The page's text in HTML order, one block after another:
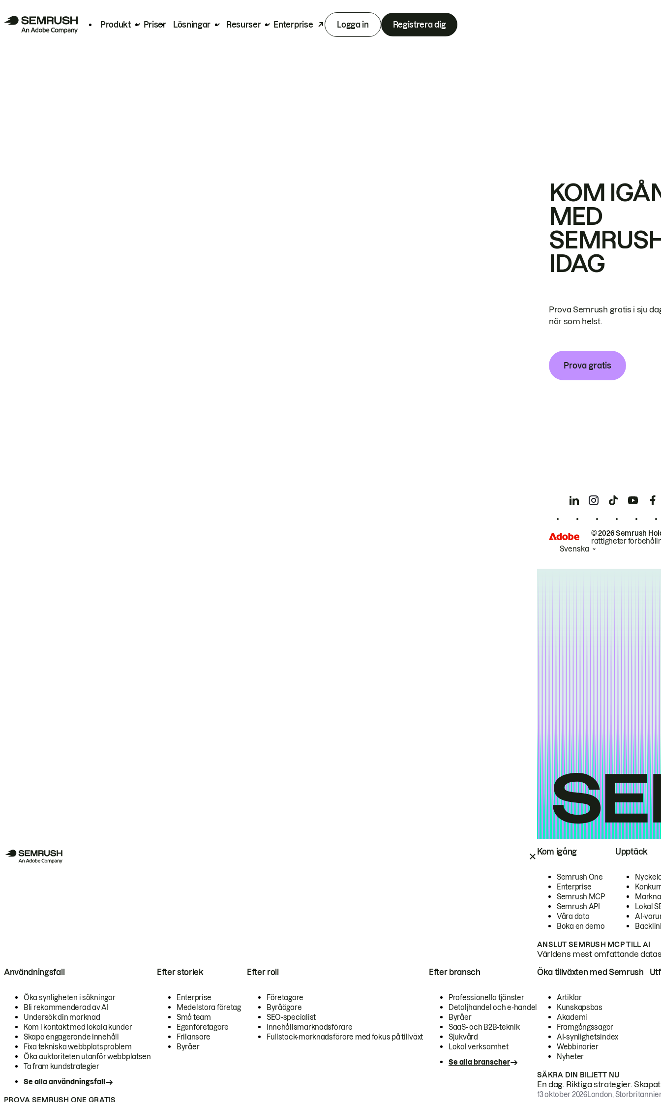
Produkt Priser Lösningar Resurser Enterprise Logga in Registrera dig
Kom igång
Semrush One
Enterprise
Semrush MCP
Semrush API
Våra data
Boka en demo
Upptäck
Lokal
AI-
ANSLUT SEMRUSH MCP TILL AI
Världens mest omfattande
Användningsfall
Öka synligheten i sökningar
Bli rekommenderad av AI
Undersök din marknad
Kom i kontakt med lokala kunder
Skapa engagerande innehåll
Fixa tekniska webbplatsproblem
Öka auktoriteten utanför webbplatsen
Ta fram kundstrategier
Se alla användningsfall
Efter storlek
Enterprise
Medelstora företag
Små team
Egenföretagare
Frilansare
Byråer
Efter roll
Företagare
Byråägare
SEO-specialist
Innehållsmarknadsförare
Fullstack-marknadsförare med fokus på tillväxt
Efter bransch
Professionella tjänster
Detaljhandel och e-handel
Byråer
SaaS- och B2B-teknik
Sjukvård
Lokal verksamhet
Se alla branscher
PROVA SEMRUSH ONE GRATIS
Öka tillväxten med Semrush
Artiklar
Kunskapsbas
Akademi
Framgångssagor
AI-synlighetsindex
Webbinarier
Nyheter
SÄKRA DIN BILJETT NU
En dag. Riktiga strategier.
13 oktober 2026London,
KOM
MED
IDAG
Prova Semrush gratis i sju
när som helst.
Prova gratis
© 2026 Semrush
rättigheter
Svenska